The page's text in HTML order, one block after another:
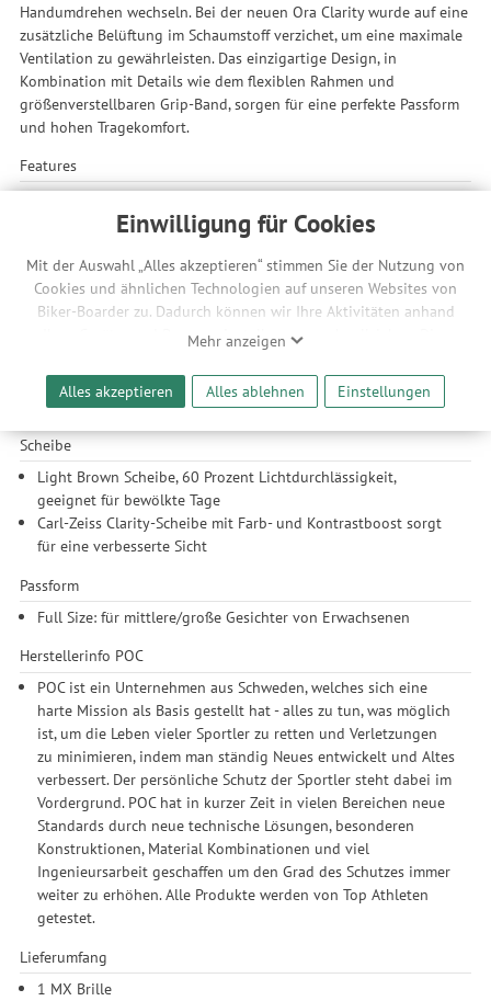
Einwilligung für Cookies
Mit der Auswahl „Alles akzeptieren“ stimmen Sie der Nutzung von
Cookies und ähnlichen Technologien auf unseren Websites von
Biker-Boarder zu. Dadurch können wir Ihre Aktivitäten anhand
Ihrer Geräte- und Browsereinstellungen nachvollziehen. Dies
ermöglicht es uns, anhand ihrer Interessen nutzungsbasierte
Werbeanzeigen für Sie bereitzustellen sowie Funktionalitäten
unserer Website sicherzustellen und stetig zu verbessern. Dabei
werden Ihre Daten auch an Drittanbieter und Werbepartner
weitergegeben. Die Verarbeitung erfolgt ausschließlich zum
Zwecke der Einbindung von Streaming-Inhalten und der
Durchführung von statistischer Analyse, Reichweitenmessungen,
Produktempfehlungen und nutzungsbasierter Werbung.
Informationen zu den einzelnen Funktionen, den Drittanbietern
Einwilligung ist freiwillig, für die Nutzung unserer Website nicht
erforderlich und gilt, bis sie widerrufen wird. Sie können Ihre
Einwilligung unter Einstellungen lediglich für bestimmte
Drittanbieter erteilen und jederzeit für die Zukunft widerrufen.
Mehr anzeigen
Alles akzeptieren Alles ablehnen Einstellungen
Handumdrehen wechseln. Bei der neuen Ora Clarity wurde auf eine
zusätzliche Belüftung im Schaumstoff verzichet, um eine maximale
Ventilation zu gewährleisten. Das einzigartige Design, in
Kombination mit Details wie dem flexiblen Rahmen und
größenverstellbaren Grip-Band, sorgen für eine perfekte Passform
und hohen Tragekomfort.
Features
MTB-spezifische Brille mit maximiertem Sichtfeld
optimiert für die Trail-Umgebung
bequeme und verstellbare Träger
Rahmen
nahtlose Passform mit POC Tectal- und Coron-Helmen
flexible Rahmenkonstruktion
Helm kompatibel
dreilagige Schaumstoffpolsterung mit Microfleece
Scheibe
Light Brown Scheibe, 60 Prozent Lichtdurchlässigkeit,
geeignet für bewölkte Tage
Carl-Zeiss Clarity-Scheibe mit Farb- und Kontrastboost sorgt
für eine verbesserte Sicht
Passform
Full Size: für mittlere/große Gesichter von Erwachsenen
Herstellerinfo POC
POC ist ein Unternehmen aus Schweden, welches sich eine
harte Mission als Basis gestellt hat - alles zu tun, was möglich
ist, um die Leben vieler Sportler zu retten und Verletzungen
zu minimieren, indem man ständig Neues entwickelt und Altes
verbessert. Der persönliche Schutz der Sportler steht dabei im
Vordergrund. POC hat in kurzer Zeit in vielen Bereichen neue
Standards durch neue technische Lösungen, besonderen
Konstruktionen, Material Kombinationen und viel
Ingenieursarbeit geschaffen um den Grad des Schutzes immer
weiter zu erhöhen. Alle Produkte werden von Top Athleten
getestet.
Lieferumfang
1 MX Brille